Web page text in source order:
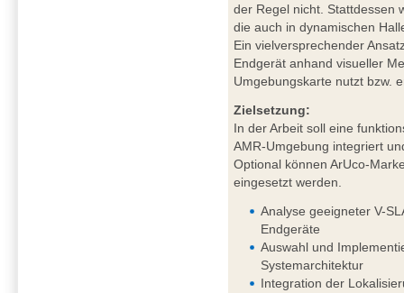
der Regel nicht. Stattdessen
die auch in dynamischen
Ein vielversprechender
Endgerät anhand visueller
Umgebungskarte nutzt bzw.
Zielsetzung:
In der Arbeit soll eine
AMR-Umgebung integriert
Optional können ArUco-
eingesetzt werden.
Analyse geeigneter V-
Endgeräte
Auswahl und
Systemarchitektur
Integration der